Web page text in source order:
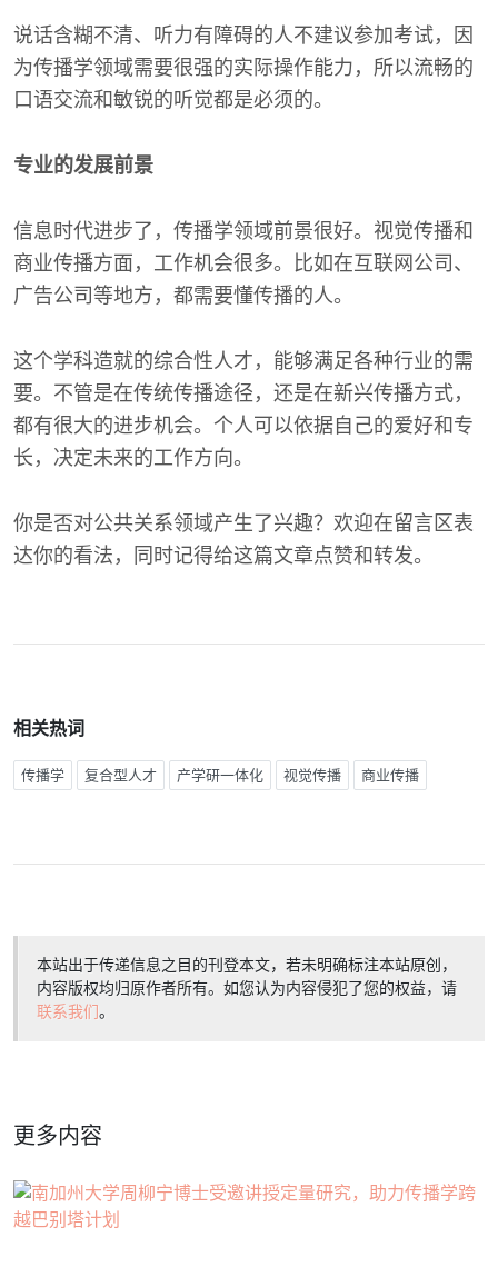
说话含糊不清、听力有障碍的人不建议参加考试，因
为传播学领域需要很强的实际操作能力，所以流畅的
口语交流和敏锐的听觉都是必须的。
专业的发展前景
信息时代进步了，传播学领域前景很好。视觉传播和
商业传播方面，工作机会很多。比如在互联网公司、
广告公司等地方，都需要懂传播的人。
这个学科造就的综合性人才，能够满足各种行业的需
要。不管是在传统传播途径，还是在新兴传播方式，
都有很大的进步机会。个人可以依据自己的爱好和专
长，决定未来的工作方向。
你是否对公共关系领域产生了兴趣？欢迎在留言区表
达你的看法，同时记得给这篇文章点赞和转发。
相关热词
传播学 复合型人才 产学研一体化 视觉传播 商业传播
本站出于传递信息之目的刊登本文，若未明确标注本站原创，
内容版权均归原作者所有。如您认为内容侵犯了您的权益，请
联系我们。
更多内容